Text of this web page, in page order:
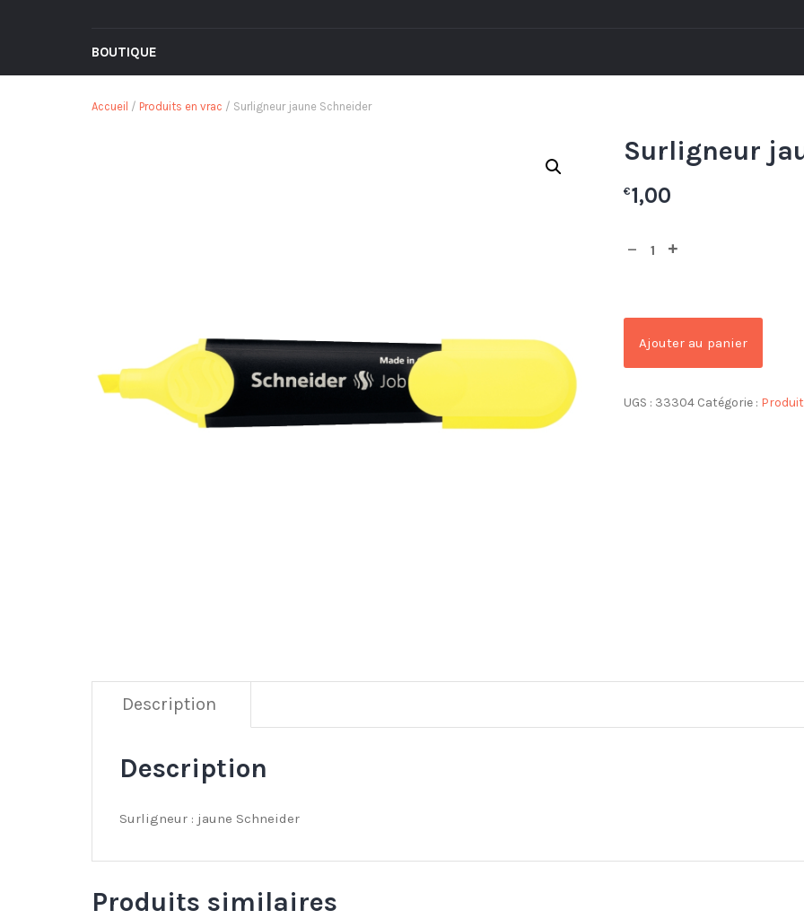
BOUTIQUE
Accueil / Produits en vrac / Surligneur jaune Schneider
Surligneur
€1,00
Ajouter au panier
UGS : 33304 Catégorie :
Description
Description
Surligneur : jaune Schneider
Produits similaires